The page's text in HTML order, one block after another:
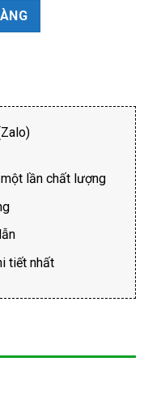
lần chất lượng
tiết nhất